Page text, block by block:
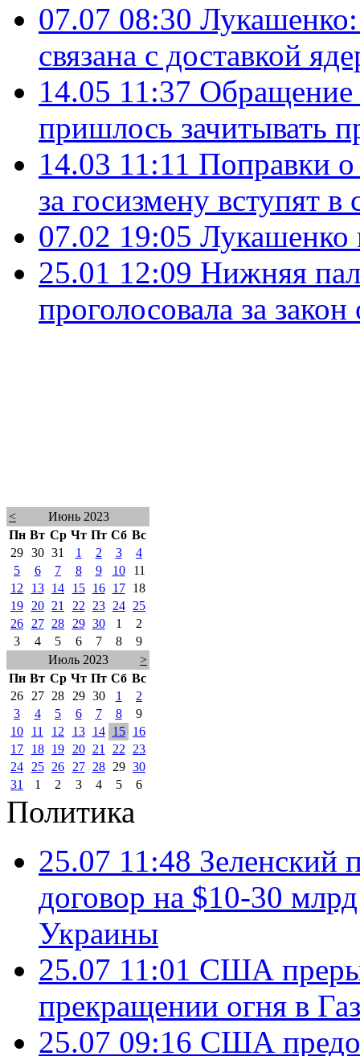
07.07 08:30
связана с доставкой
14.05 11:37 Обращение
пришлось зачитывать
14.03 11:11 Поправки
за госизмену вступят в
07.02 19:05 Лукашенко
25.01 12:09 Нижняя
проголосовала за
<
Июнь 2023
Пн Вт Ср Чт Пт Сб Вс
29 30 31 1 2 3
4
5
6 7 8 9 10
11
12
13 14 15 16 17
18
19
20 21 22 23 24
25
26
27 28 29 30 1
2
3
4 5 6 7 8
9
Июль 2023
>
Пн Вт Ср Чт Пт Сб Вс
26
27 28 29 30 1
2
3
4 5 6 7 8
9
10
11 12 13 14 15
16
17
18 19 20 21 22
23
24
25 26 27 28 29 30
31
1 2 3 4 5 6
Политика
25.07 11:48 Зеленский
договор на $10-30
Украины
25.07 11:01 США
прекращении огня в
25.07 09:16 США